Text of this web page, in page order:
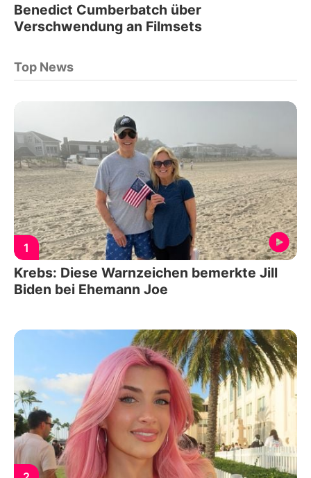
Benedict Cumberbatch über
Verschwendung an Filmsets
Top News
1
Krebs: Diese Warnzeichen bemerkte Jill
Biden bei Ehemann Joe